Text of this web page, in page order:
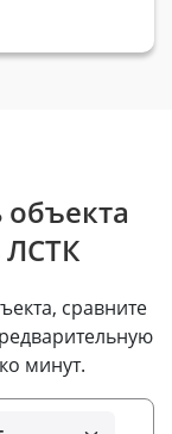
объекта
ЛСТК
сравните
минут.